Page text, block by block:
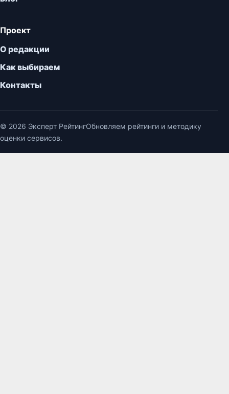
Проект
О редакции
Как выбираем
Контакты
© 2026 Эксперт РейтингОбновляем рейтинги и методику
оценки сервисов.